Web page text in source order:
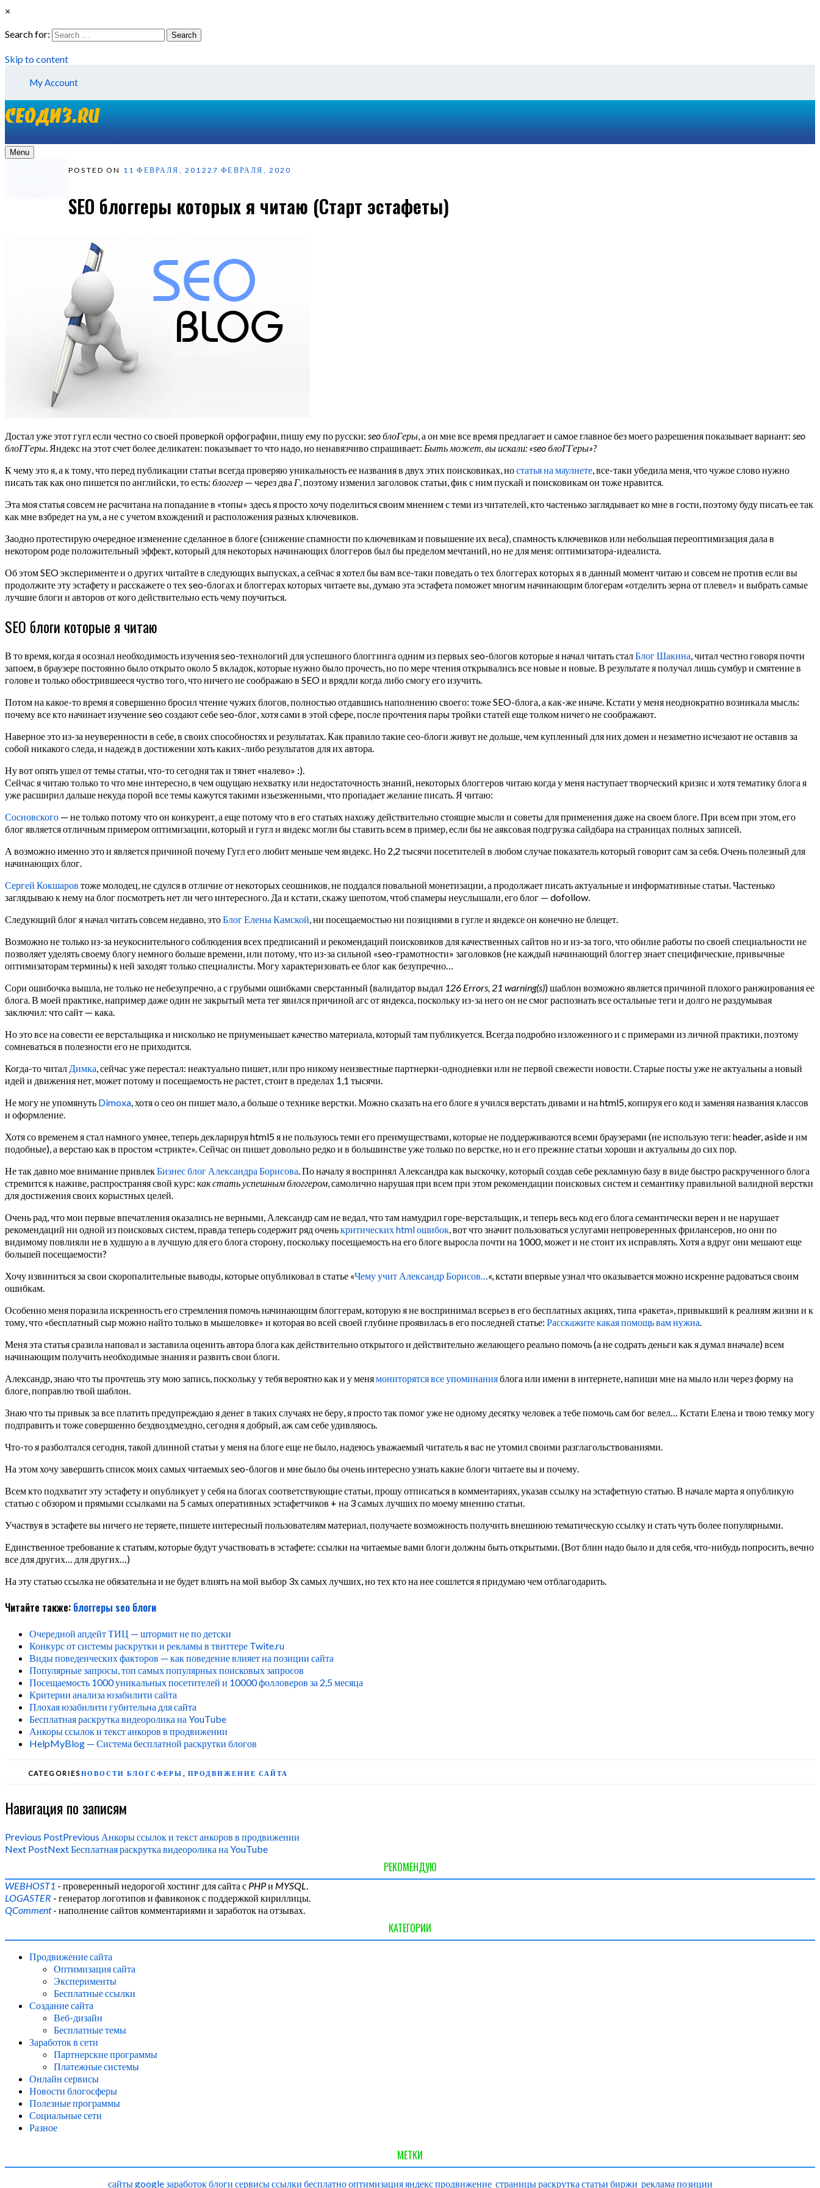
×
Search for:
Search
Skip to content
My Account
Menu
POSTED ON 11 ФЕВРАЛЯ, 2012 27 ФЕВРАЛЯ, 2020
SEO блоггеры которых я читаю (Старт эстафеты)
Достал уже этот гугл если честно со своей проверкой орфографии, пишу ему по русски: seo блоГеры , а он мне все время предлагает и самое главное без моего разрешения показывает вариант: seo
блоГГеры . Яндекс на этот счет более деликатен: показывает то что надо, но ненавязчиво спрашивает: Быть может, вы искали: «seo блоГГеры»?
К чему это я, а к тому, что перед публикации статьи всегда проверяю уникальность ее названия в двух этих поисковиках, ностатья на маулнете , все-таки убедила меня, что чужое слово нужно
писать так как оно пишется по английски, то есть: блоггер — через два Г, поэтому изменил заголовок статьи, фик с ним пускай и поисковикам он тоже нравится.
Эта моя статья совсем не расчитана на попадание в «топы» здесь я просто хочу поделиться своим мнением с теми из читателей, кто частенько заглядывает ко мне в гости, поэтому буду писать ее так
как мне взбредет на ум, а не с учетом вхождений и расположения разных ключевиков.
Заодно протестирую очередное изменение сделанное в блоге (снижение спамности по ключевикам и повышение их веса), спамность ключевиков или небольшая переоптимизация дала в
некотором роде положительный эффект, который для некоторых начинающих блоггеров был бы пределом мечтаний, но не для меня: оптимизатора-идеалиста.
Об этом SEO эксперименте и о других читайте в следующих выпусках, а сейчас я хотел бы вам все-таки поведать о тех блоггерах которых я в данный момент читаю и совсем не против если вы
продолжите эту эстафету и расскажете о тех seo-блогах и блоггерах которых читаете вы, думаю эта эстафета поможет многим начинающим блогерам «отделить зерна от плевел» и выбрать самые
лучшие блоги и авторов от кого действительно есть чему поучиться.
SEO блоги которые я читаю
В то время, когда я осознал необходимость изучения seo-технологий для успешного блоггинга одним из первых seo-блогов которые я начал читать сталБлог Шакина , читал честно говоря почти
запоем, в браузере постоянно было открыто около 5 вкладок, которые нужно было прочесть, но по мере чтения открывались все новые и новые. В результате я получал лишь сумбур и смятение в
голове и только обострившееся чуство того, что ничего не соображаю в SEO и врядли когда либо смогу его изучить.
Потом на какое-то время я совершенно бросил чтение чужих блогов, полностью отдавшись наполнению своего: тоже SEO-блога, а как-же иначе. Кстати у меня неоднократно возникала мысль:
почему все кто начинает изучение seo создают себе seo-блог, хотя сами в этой сфере, после прочтения пары тройки статей еще толком ничего не соображают.
Наверное это из-за неуверенности в себе, в своих способностях и результатах. Как правило такие сео-блоги живут не дольше, чем купленный для них домен и незаметно исчезают не оставив за
собой никакого следа, и надежд в достижении хоть каких-либо результатов для их автора.
Ну вот опять ушел от темы статьи, что-то сегодня так и тянет «налево» :).
Сейчас я читаю только то что мне интересно, в чем ощущаю нехватку или недостаточность знаний, некоторых блоггеров читаю когда у меня наступает творческий кризис и хотя тематику блога я
уже расширил дальше некуда порой все темы кажутся такими изьезженными, что пропадает желание писать. Я читаю:
Сосновского — не только потому что он конкурент, а еще потому что в его статьях нахожу действительно стоящие мысли и советы для применения даже на своем блоге. При всем при этом, его
блог является отличным примером оптимизации, который и гугл и яндекс могли бы ставить всем в пример, если бы не аяксовая подгрузка сайдбара на страницах полных записей.
А возможно именно это и является причиной почему Гугл его любит меньше чем яндекс. Но 2,2 тысячи посетителей в любом случае показатель который говорит сам за себя. Очень полезный для
начинающих блог.
Сергей Кокшаров тоже молодец, не сдулся в отличие от некоторых сеошников, не поддался повальной монетизации, а продолжает писать актуальные и информативные статьи. Частенько
заглядываю к нему на блог посмотреть нет ли чего интересного. Да и кстати, скажу шепотом, чтоб спамеры неуслышали, его блог — dofollow.
Следующий блог я начал читать совсем недавно, этоБлог Елены Камской , ни посещаемостью ни позициями в гугле и яндексе он конечно не блещет.
Возможно не только из-за неукоснительного соблюдения всех предписаний и рекомендаций поисковиков для качественных сайтов но и из-за того, что обилие работы по своей специальности не
позволяет уделять своему блогу немного больше времени, или потому, что из-за сильной «seo-грамотности» заголовков (не каждый начинающий блоггер знает специфические, привычные
оптимизаторам термины) к ней заходят только специалисты. Могу характеризовать ее блог как безупречно…
Сори ошибочка вышла, не только не небезупречно, а с грубыми ошибками сверстанный (валидатор выдал 126 Errors, 21 warning(s)) шаблон возможно является причиной плохого ранжирования ее
блога. В моей практике, например даже один не закрытый мета тег явился причиной агс от яндекса, поскольку из-за него он не смог распознать все остальные теги и долго не раздумывая
заключил: что сайт — кака.
Но это все на совести ее верстальщика и нисколько не приуменьшает качество материала, который там публикуется. Всегда подробно изложенного и с примерами из личной практики, поэтому
сомневаться в полезности его не приходится.
Когда-то читал Димка , сейчас уже перестал: неактуально пишет, или про никому неизвестные партнерки-однодневки или не первой свежести новости. Старые посты уже не актуальны а новый
идей и движения нет, может потому и посещаемость не растет, стоит в пределах 1,1 тысячи.
Не могу не упомянуть Dimoxa , хотя о сео он пишет мало, а больше о технике верстки. Можно сказать на его блоге я учился верстать дивами и на html5, копируя его код и заменяя названия классов
и оформление.
Хотя со временем я стал намного умнее, теперь декларируя html5 я не пользуюсь теми его преимуществами, которые не поддерживаются всеми браузерами (не использую теги: header, aside и им
подобные), а верстаю как в простом «стрикте». Сейчас он пишет довольно редко и в большинстве уже только по верстке, но и его прежние статьи хороши и актуальны до сих пор.
Не так давно мое внимание привлекБизнес блог Александра Борисова . По началу я воспринял Александра как выскочку, который создав себе рекламную базу в виде быстро раскрученного блога
стремится к наживе, распространяя свой курс: как стать успешным блоггером , самолично нарушая при всем при этом рекомендации поисковых систем и семантику правильной валидной верстки
для достижения своих корыстных целей.
Очень рад, что мои первые впечатления оказались не верными, Александр сам не ведал, что там намудрил горе-верстальщик, и теперь весь код его блога семантически верен и не нарушает
рекомендаций ни одной из поисковых систем, правда теперь содержит ряд оченькритических html ошибок , вот что значит пользоваться услугами непроверенных фрилансеров, но они по
видимому повлияли не в худшую а в лучшую для его блога сторону, поскольку посещаемость на его блоге выросла почти на 1000, может и не стоит их исправлять. Хотя а вдруг они мешают еще
большей посещаемости?
Хочу извиниться за свои скоропалительные выводы, которые опубликовал в статье «Чему учит Александр Борисов… «, кстати впервые узнал что оказывается можно искренне радоваться своим
ошибкам.
Особенно меня поразила искренность его стремления помочь начинающим блоггерам, которую я не воспринимал всерьез в его бесплатных акциях, типа «ракета», привыкший к реалиям жизни и к
тому, что «бесплатный сыр можно найто только в мышеловке» и которая во всей своей глубине проявилась в его последней статье: Расскажите какая помощь вам нужна
Меня эта статья сразила наповал и заставила оценить автора блога как действительно открытого и действительно желающего реально помочь (а не содрать деньги как я думал вначале) всем
начинающим получить необходимые знания и развить свои блоги.
Александр, знаю что ты прочтешь эту мою запись, поскольку у тебя вероятно как и у менямониторятся все упоминанияблога или имени в интернете, напиши мне на мыло или через форму на
блоге, поправлю твой шаблон.
Знаю что ты привык за все платить предупреждаю я денег в таких случаях не беру, я просто так помог уже не одному десятку человек а тебе помочь сам бог велел… Кстати Елена и твою темку могу
подправить и тоже совершенно бездвоздмездно, сегодня я добрый, аж сам себе удивляюсь.
Что-то я разболтался сегодня, такой длинной статьи у меня на блоге еще не было, надеюсь уважаемый читатель я вас не утомил своими разглагольствованиями.
На этом хочу завершить список моих самых читаемых seo-блогов и мне было бы очень интересно узнать какие блоги читаете вы и почему.
Всем кто подхватит эту эстафету и опубликует у себя на блогах соответствующие статьи, прошу отписаться в комментариях, указав ссылку на эстафетную статью. В начале марта я опубликую
статью с обзором и прямыми ссылками на 5 самых оперативных эстафетчиков + на 3 самых лучших по моему мнению статьи.
Участвуя в эстафете вы ничего не теряете, пишете интересный пользователям материал, получаете возможность получить внешнюю тематическую ссылку и стать чуть более популярными.
Единственное требование к статьям, которые будут участвовать в эстафете: ссылки на читаемые вами блоги должны быть открытыми. (Вот блин надо было и для себя, что-нибудь попросить, вечно
все для других… для других…)
На эту статью ссылка не обязательна и не будет влиять на мой выбор 3х самых лучших, но тех кто на нее сошлется я придумаю чем отблагодарить.
Читайте также: блоггеры seo блоги
Очередной апдейт ТИЦ — штормит не по детски
Конкурс от системы раскрутки и рекламы в твиттере Twite.ru
Виды поведенческих факторов — как поведение влияет на позиции сайта
Популярные запросы, топ самых популярных поисковых запросов
Посещаемость 1000 уникальных посетителей и 10000 фолловеров за 2,5 месяца
Критерии анализа юзабилити сайта
Плохая юзабилити губительна для сайта
Бесплатная раскрутка видеоролика на YouTube
Анкоры ссылок и текст анкоров в продвижении
HelpMyBlog — Система бесплатной раскрутки блогов
CATEGORIESНОВОСТИ БЛОГСФЕРЫ , ПРОДВИЖЕНИЕ САЙТА
Навигация по записям
Previous PostPrevious Анкоры ссылок и текст анкоров в продвижении
Next PostNextБесплатная раскрутка видеоролика на YouTube
РЕКОМЕНДУЮ
WEBHOST1 - проверенный недорогой хостинг для сайта с PHPи MYSQL.
LOGASTER - генератор логотипов и фавиконок с поддержкой кириллицы.
QComment- наполнение сайтов комментариями и заработок на отзывах.
КАТЕГОРИИ
Продвижение сайта
Оптимизация сайта
Эксперименты
Бесплатные ссылки
Создание сайта
Веб-дизайн
Бесплатные темы
Заработок в сети
Партнерские программы
Платежные системы
Онлайн сервисы
Новости блогосферы
Полезные программы
Социальные сети
Разное
МЕТКИ
сайтыgoogleзаработокблоги сервисыссылки бесплатнооптимизацияяндекспродвижение страницыраскрутка статьи биржи реклама позиции